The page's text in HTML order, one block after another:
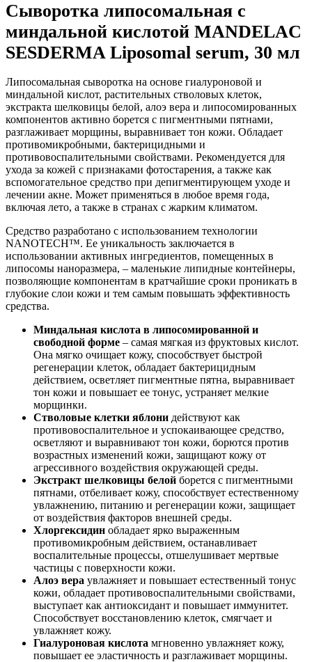
Сыворотка липосомальная с
миндальной кислотой MANDELAC
SESDERMA Liposomal serum, 30 мл
Липосомальная сыворотка на основе гиалуроновой и
миндальной кислот, растительных стволовых клеток,
экстракта шелковицы белой, алоэ вера и липосомированных
компонентов активно борется с пигментными пятнами,
разглаживает морщины, выравнивает тон кожи. Обладает
противомикробными, бактерицидными и
противовоспалительными свойствами. Рекомендуется для
ухода за кожей с признаками фотостарения, а также как
вспомогательное средство при депигментирующем уходе и
лечении акне. Может применяться в любое время года,
включая лето, а также в странах с жарким климатом.
Средство разработано с использованием технологии
NANOTECH™. Ее уникальность заключается в
использовании активных ингредиентов, помещенных в
липосомы наноразмера, – маленькие липидные контейнеры,
позволяющие компонентам в кратчайшие сроки проникать в
глубокие слои кожи и тем самым повышать эффективность
средства.
Миндальная кислота в липосомированной и
свободной форме – самая мягкая из фруктовых кислот.
Она мягко очищает кожу, способствует быстрой
регенерации клеток, обладает бактерицидным
действием, осветляет пигментные пятна, выравнивает
тон кожи и повышает ее тонус, устраняет мелкие
морщинки.
Стволовые клетки яблони действуют как
противовоспалительное и успокаивающее средство,
осветляют и выравнивают тон кожи, борются против
возрастных изменений кожи, защищают кожу от
агрессивного воздействия окружающей среды.
Экстракт шелковицы белой борется с пигментными
пятнами, отбеливает кожу, способствует естественному
увлажнению, питанию и регенерации кожи, защищает
от воздействия факторов внешней среды.
Хлоргексидин обладает ярко выраженным
противомикробным действием, останавливает
воспалительные процессы, отшелушивает мертвые
частицы с поверхности кожи.
Алоэ вера увлажняет и повышает естественный тонус
кожи, обладает противовоспалительными свойствами,
выступает как антиоксидант и повышает иммунитет.
Способствует восстановлению клеток, смягчает и
увлажняет кожу.
Гиалуроновая кислота мгновенно увлажняет кожу,
повышает ее эластичность и разглаживает морщины.